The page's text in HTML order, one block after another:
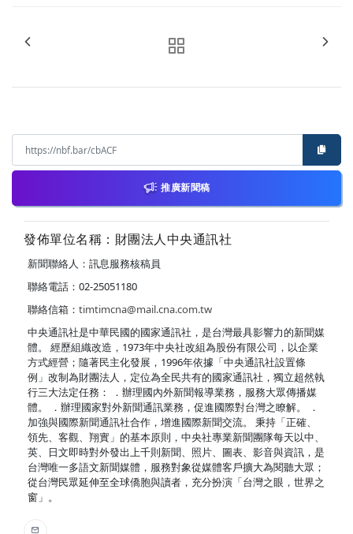
推廣新聞稿
發佈單位名稱：財團法人中央通訊社
新聞聯絡人：訊息服務核稿員
聯絡電話：02-25051180
聯絡信箱： timtimcna@mail.cna.com.tw
中央通訊社是中華民國的國家通訊社，是台灣最具影響力的新聞媒
體。 經歷組織改造，1973年中央社改組為股份有限公司，以企業
方式經營；隨著民主化發展，1996年依據「中央通訊社設置條
例」改制為財團法人，定位為全民共有的國家通訊社，獨立超然執
行三大法定任務： ．辦理國內外新聞報導業務，服務大眾傳播媒
體。 ．辦理國家對外新聞通訊業務，促進國際對台灣之瞭解。 ．
加強與國際新聞通訊社合作，增進國際新聞交流。 秉持「正確、
領先、客觀、翔實」的基本原則，中央社專業新聞團隊每天以中、
英、日文即時對外發出上千則新聞、照片、圖表、影音與資訊，是
台灣唯一多語文新聞媒體，服務對象從媒體客戶擴大為閱聽大眾；
從台灣民眾延伸至全球僑胞與讀者，充分扮演「台灣之眼，世界之
窗」。